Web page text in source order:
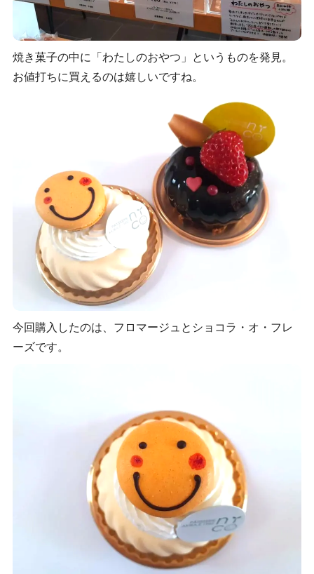
焼き菓子の中に「わたしのおやつ」というものを発見。
お値打ちに買えるのは嬉しいですね。
今回購入したのは、フロマージュとショコラ・オ・フレ
ーズです。